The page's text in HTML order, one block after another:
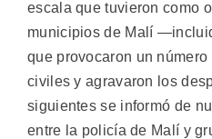
escala que tuvieron como
municipios de Malí
que provocaron un
civiles y agravaron los
siguientes se informó de
entre la policía de Malí y